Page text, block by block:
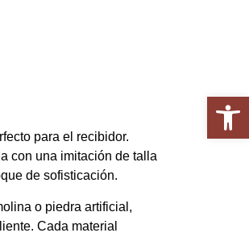
Abrir
para el recibidor.
con una imitación de talla
de sofisticación.
o piedra artificial,
Cada material